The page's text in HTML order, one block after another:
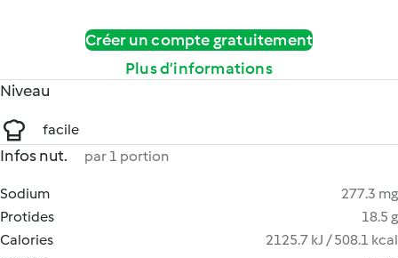
Créer un compte gratuitement
Plus d’informations
Niveau
facile
Infos nut. par 1 portion
Sodium
277.3 mg
Protides
18.5 g
Calories
2125.7 kJ / 508.1 kcal